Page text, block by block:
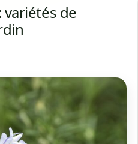
variétés de